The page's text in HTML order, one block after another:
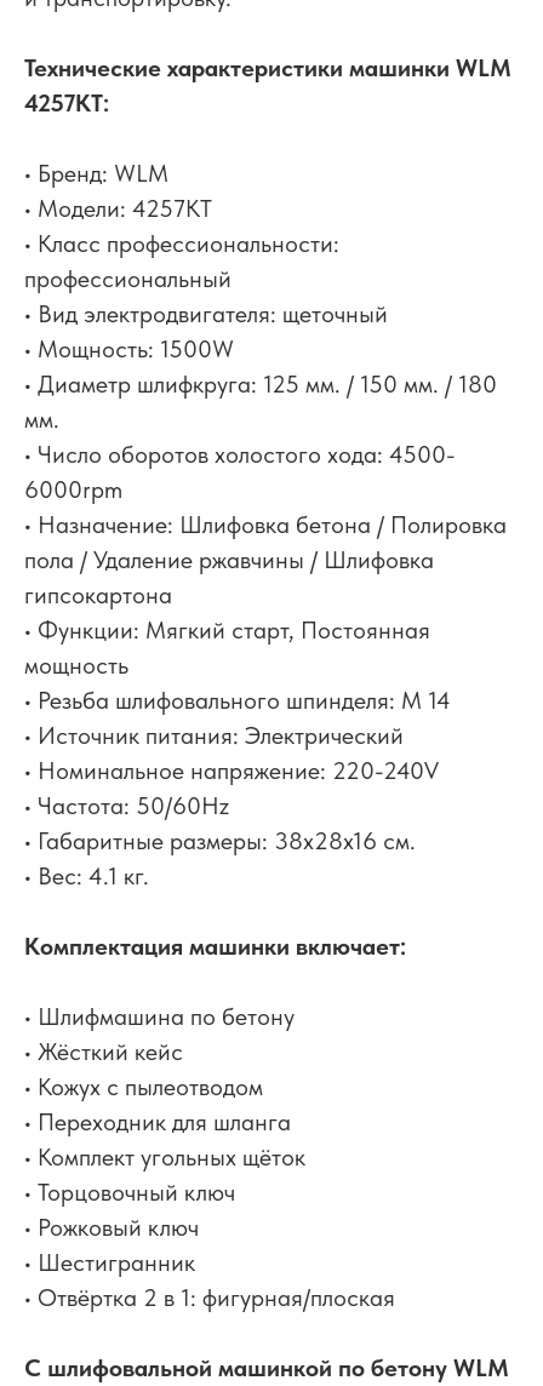
Технические характеристики машинки WLM
4257KT:
• Бренд: WLM
• Модели: 4257KT
• Класс профессиональности:
профессиональный
• Вид электродвигателя: щеточный
• Мощность: 1500W
• Диаметр шлифкруга: 125 мм. / 150 мм. / 180
мм.
• Число оборотов холостого хода: 4500-
6000rpm
• Назначение: Шлифовка бетона / Полировка
пола / Удаление ржавчины / Шлифовка
гипсокартона
• Функции: Мягкий старт, Постоянная
мощность
• Резьба шлифовального шпинделя: М 14
• Источник питания: Электрический
• Номинальное напряжение: 220-240V
• Частота: 50/60Hz
• Габаритные размеры: 38x28x16 см.
• Вес: 4.1 кг.
Комплектация машинки включает:
• Шлифмашина по бетону
• Жёсткий кейс
• Кожух с пылеотводом
• Переходник для шланга
• Комплект угольных щёток
• Торцовочный ключ
• Рожковый ключ
• Шестигранник
• Отвёртка 2 в 1: фигурная/плоская
С шлифовальной машинкой по бетону WLM